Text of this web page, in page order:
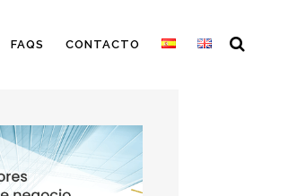
FAQS CONTACTO